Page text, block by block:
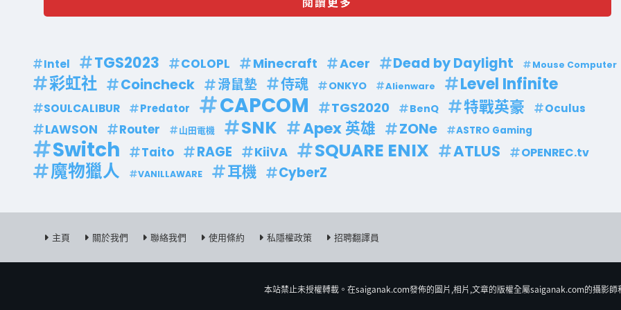
Intel TGS2023 COLOPL Minecraft Acer Dead by Daylight Mouse Computer
彩虹社 Coincheck 滑鼠墊 侍魂 ONKYO Alienware Level Infinite
SOULCALIBUR Predator CAPCOM TGS2020 BenQ 特戰英豪 Oculus
LAWSON Router 山田電機 SNK Apex 英雄 ZONe ASTRO Gaming
Switch Taito RAGE KiiVA SQUARE ENIX ATLUS OPENREC.tv
魔物獵人 VANILLAWARE 耳機 CyberZ
主頁 關於我們 聯絡我們 使用條約 私隱權政策 招聘翻譯員
本站禁止未授權𨍭載。在saiganak.com發佈的圖片,相片,文章的版權全屬saiganak.com的攝影師